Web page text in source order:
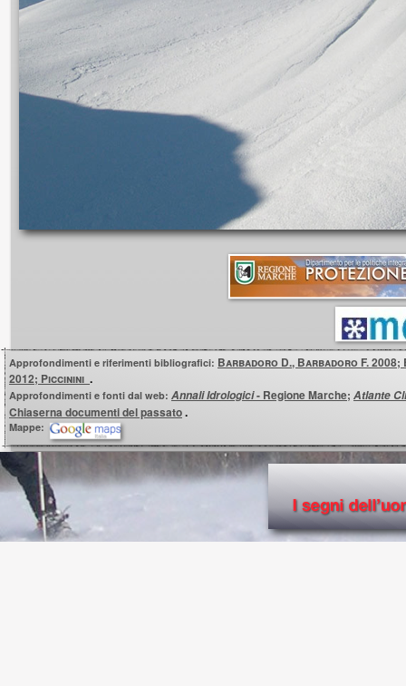
Approfondimenti e riferimenti bibliografici: Barbadoro D., Barbadoro F. 2008;
2012; Piccinini .
Approfondimenti e fonti dal web: Annali Idrologici- Regione Marche; Atlante
Chiaserna documenti del passato.
Mappe: